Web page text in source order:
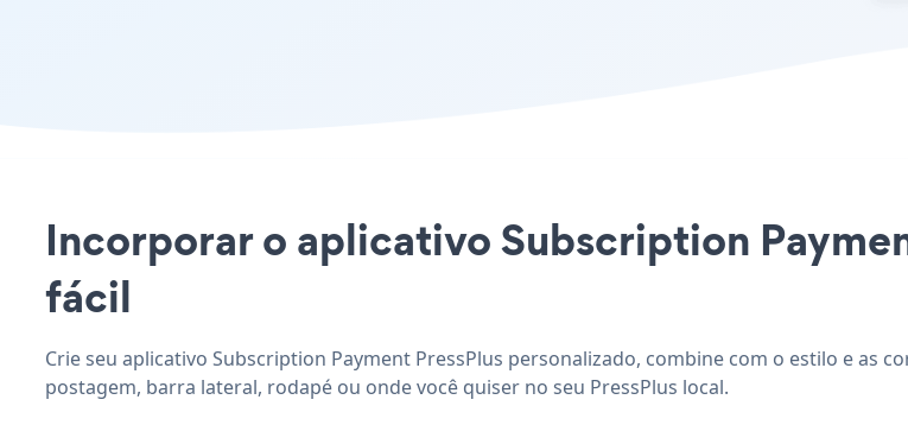
Incorporar o aplicativo Subscription
fácil
Crie seu aplicativo Subscription Payment PressPlus personalizado, combine com o estilo e as
postagem, barra lateral, rodapé ou onde você quiser no seu PressPlus local.